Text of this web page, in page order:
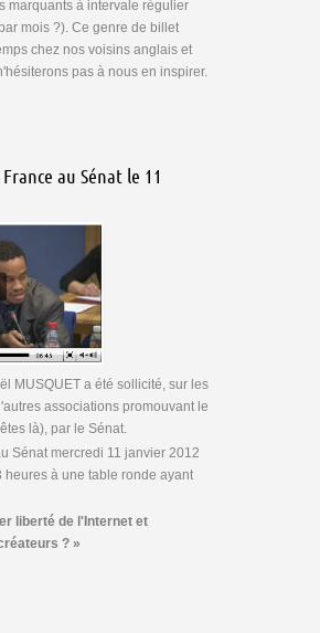
marquants à intervale régulier
mois ?). Ce genre de billet
chez nos voisins anglais et
pas à nous en inspirer.
au Sénat le 11
MUSQUET a été sollicité, sur les
associations promouvant le
là), par le Sénat.
Sénat mercredi 11 janvier 2012
heures à une table ronde ayant
liberté de l'Internet et
? »